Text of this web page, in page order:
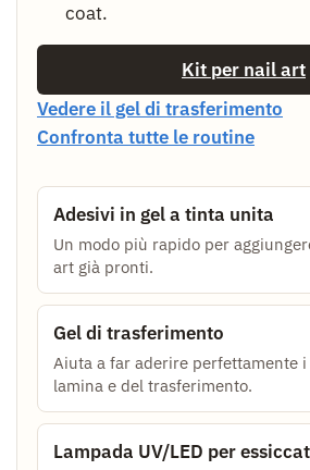
coat.
Kit per nail art
Vedere il gel di trasferimento
Confronta tutte le routine
Adesivi in gel a tinta unita
Un modo più rapido per
art già pronti.
Gel di trasferimento
Aiuta a far aderire perfettamente
lamina e del trasferimento.
Lampada UV/LED per